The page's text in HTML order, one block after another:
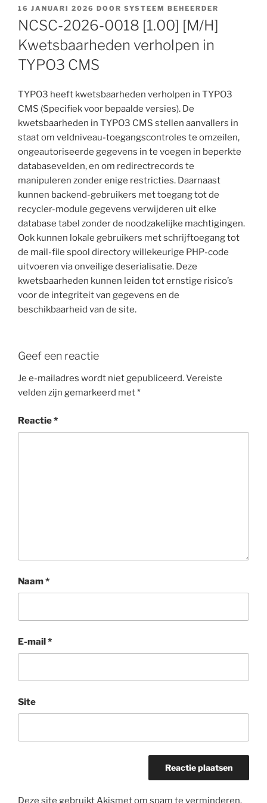
GEPLAATST
OP
16 JANUARI 2026 DOOR SYSTEEM BEHEERDER
NCSC-2026-0018 [1.00] [M/H]
Kwetsbaarheden verholpen in
TYPO3 CMS
TYPO3 heeft kwetsbaarheden verholpen in TYPO3
CMS (Specifiek voor bepaalde versies). De
kwetsbaarheden in TYPO3 CMS stellen aanvallers in
staat om veldniveau-toegangscontroles te omzeilen,
ongeautoriseerde gegevens in te voegen in beperkte
databasevelden, en om redirectrecords te
manipuleren zonder enige restricties. Daarnaast
kunnen backend-gebruikers met toegang tot de
recycler-module gegevens verwijderen uit elke
database tabel zonder de noodzakelijke machtigingen.
Ook kunnen lokale gebruikers met schrijftoegang tot
de mail-file spool directory willekeurige PHP-code
uitvoeren via onveilige deserialisatie. Deze
kwetsbaarheden kunnen leiden tot ernstige risico’s
voor de integriteit van gegevens en de
beschikbaarheid van de site.
Geef een reactie
Je e-mailadres wordt niet gepubliceerd.Vereiste
velden zijn gemarkeerd met*
Reactie*
Naam*
E-mail*
Site
Deze site gebruikt Akismet om spam te verminderen.